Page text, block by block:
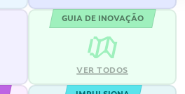
GUIA DE INOVAÇÃO
VER TODOS